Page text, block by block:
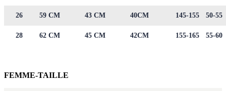
26 59 CM 43 CM 40CM 145-155 50-55
28 62 CM 45 CM 42CM 155-165 55-60
FEMME-TAILLE